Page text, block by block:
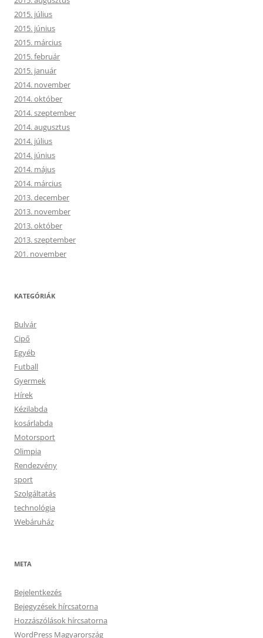
2015. július
2015. június
2015. március
2015. február
2015. január
2014. november
2014. október
2014. szeptember
2014. augusztus
2014. július
2014. június
2014. május
2014. március
2013. december
2013. november
2013. október
2013. szeptember
201. november
KATEGÓRIÁK
Bulvár
Cipő
Egyéb
Futball
Gyermek
Hírek
Kézilabda
kosárlabda
Motorsport
Olimpia
Rendezvény
sport
Szolgáltatás
technológia
Webáruház
META
Bejelentkezés
Bejegyzések hírcsatorna
Hozzászólások hírcsatorna
WordPress Magyarország